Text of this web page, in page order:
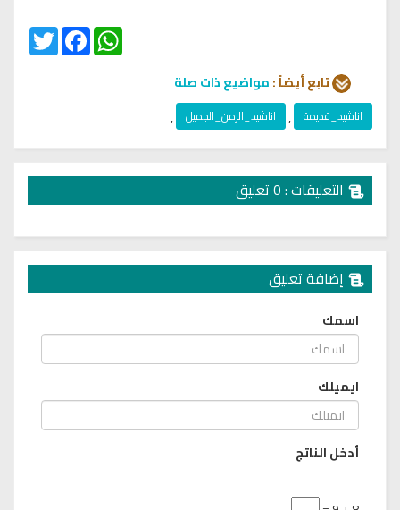
Twitter
FacebookWhatsApp
تابع أيضاً :مواضيع ذات صلة
اناشيد_قديمة , اناشيد_الزمن_الجميل ,
التعليقات : 0 تعليق
إضافة تعليق
اسمك
ايميلك
أدخل الناتج